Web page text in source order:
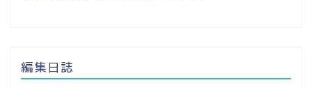
編集日誌